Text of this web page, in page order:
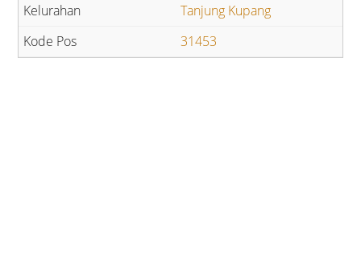
Tanjung Kupang
31453